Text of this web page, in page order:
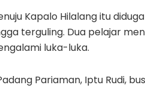
Kapalo Hilalang itu
terguling. Dua pelajar
luka-luka.
Pariaman, Iptu Rudi,